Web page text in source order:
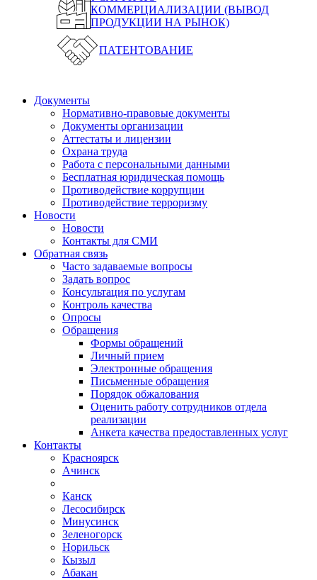
КОММЕРЦИАЛИЗАЦИИ (ВЫВОД
ПРОДУКЦИИ НА РЫНОК)
ПАТЕНТОВАНИЕ
Документы
Нормативно-правовые документы
Документы организации
Аттестаты и лицензии
Охрана труда
Работа с персональными данными
Бесплатная юридическая помощь
Противодействие коррупции
Противодействие терроризму
Новости
Новости
Контакты для СМИ
Обратная связь
Часто задаваемые вопросы
Задать вопрос
Консультация по услугам
Контроль качества
Опросы
Обращения
Формы обращений
Личный прием
Электронные обращения
Письменные обращения
Порядок обжалования
Оценить работу сотрудников отдела
реализации
Анкета качества предоставленных услуг
Контакты
Красноярск
Ачинск
Канск
Лесосибирск
Минусинск
Зеленогорск
Норильск
Кызыл
Абакан